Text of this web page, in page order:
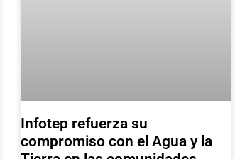
Infotep refuerza su
compromiso con el Agua y la